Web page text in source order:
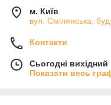
м. Київ
вул. Смілянська,
Контакти
Сьогодні вихідний
Показати весь